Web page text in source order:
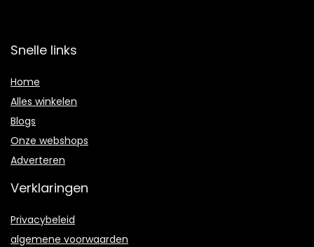
Snelle links
Home
Alles winkelen
Blogs
Onze webshops
Adverteren
Verklaringen
Privacybeleid
algemene voorwaarden